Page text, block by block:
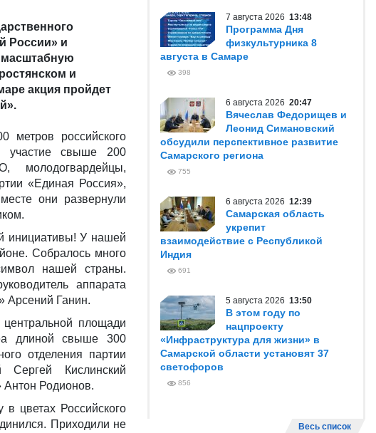
России» и
и
акция пройдет
метров российского
участие свыше 200
молодогвардейцы,
«Единая Россия»,
они развернули
инициативы! У нашей
Собралось много
нашей страны.
аппарата
Арсений Ганин.
площади
длиной свыше 300
отделения партии
Сергей Кислинский
Антон Родионов.
цветах Российского
Приходили не
7 августа 2026 13:48
Программа Дня
физкультурника 8
августа в Самаре
398
6 августа 2026 20:47
Вячеслав Федорищев и
Леонид Симановский
обсудили перспективное развитие
Самарского региона
755
6 августа 2026 12:39
Самарская область
укрепит
взаимодействие с Республикой
Индия
691
5 августа 2026 13:50
В этом году по
нацпроекту
«Инфраструктура для жизни» в
Самарской области установят 37
светофоров
856
Весь список